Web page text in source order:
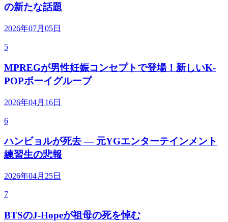
の新たな話題
2026年07月05日
5
MPREGが男性妊娠コンセプトで登場！新しいK-
POPボーイグループ
2026年04月16日
6
ハンビョルが死去 — 元YGエンターテインメント
練習生の悲報
2026年04月25日
7
BTSのJ-Hopeが祖母の死を悼む